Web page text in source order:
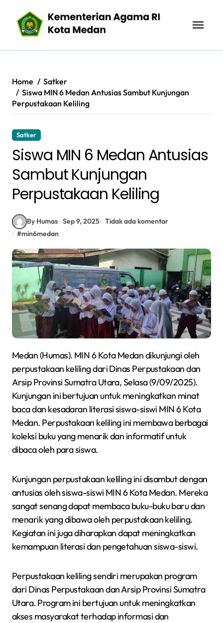
content
Home
Satker
Siswa MIN 6 Medan Antusias Sambut Kunjungan
Perpustakaan Keliling
Satker
Siswa MIN 6 Medan Antusias
Sambut Kunjungan
Perpustakaan Keliling
By Humas Sep 9, 2025 Tidak ada komentar
#min6medan
Medan (Humas). MIN 6 Kota Medan dikunjungi oleh
perpustakaan keliling dari Dinas Perpustakaan dan
Arsip Provinsi Sumatra Utara, Selasa (9/09/2025).
Kunjungan ini bertujuan untuk meningkatkan minat
baca dan kesadaran literasi siswa-siswi MIN 6 Kota
Medan. Perpustakaan keliling ini membawa berbagai
koleksi buku yang menarik dan informatif untuk
dibaca oleh para siswa.
Kunjungan perpustakaan keliling ini disambut dengan
antusias oleh siswa-siswi MIN 6 Kota Medan. Mereka
sangat senang dapat membaca buku-buku baru dan
menarik yang dibawa oleh perpustakaan keliling.
Kegiatan ini juga diharapkan dapat meningkatkan
kemampuan literasi dan pengetahuan siswa-siswi.
Perpustakaan keliling sendiri merupakan program
dari Dinas Perpustakaan dan Arsip Provinsi Sumatra
Utara. Program ini bertujuan untuk meningkatkan
akses masyarakat terhadap informasi dan